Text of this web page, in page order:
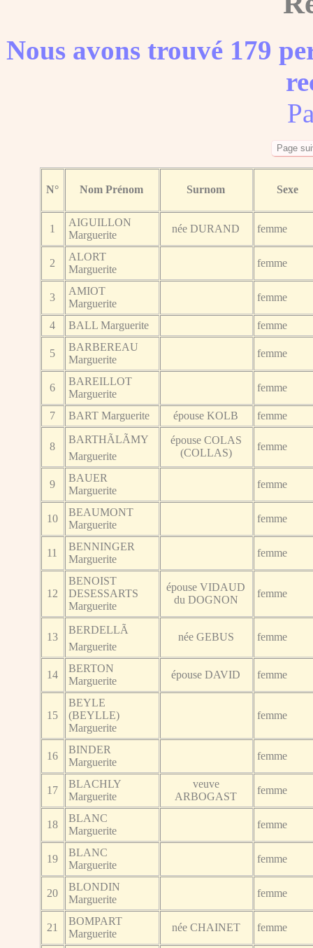
Nous avons trouvé 179
N° Nom Prénom Surnom Sexe
1
AIGUILLON
Marguerite
née DURAND femme
2
ALORT
Marguerite
femme
3
AMIOT
Marguerite
femme
4 BALL Marguerite femme
5
BARBEREAU
Marguerite
femme
6
BAREILLOT
Marguerite
femme
7 BART Marguerite épouse KOLB femme
8
BARTHÃLÃMY
Marguerite
épouse COLAS
(COLLAS)
femme
9
BAUER
Marguerite
femme
10
BEAUMONT
Marguerite
femme
11
BENNINGER
Marguerite
femme
12
BENOIST
DESESSARTS
Marguerite
épouse VIDAUD
du DOGNON
femme
13
BERDELLÃ
Marguerite
née GEBUS femme
14
BERTON
Marguerite
épouse DAVID femme
15
BEYLE
(BEYLLE)
Marguerite
femme
16
BINDER
Marguerite
femme
17
BLACHLY
Marguerite
veuve
ARBOGAST
femme
18
BLANC
Marguerite
femme
19
BLANC
Marguerite
femme
20
BLONDIN
Marguerite
femme
21
BOMPART
Marguerite
née CHAINET femme